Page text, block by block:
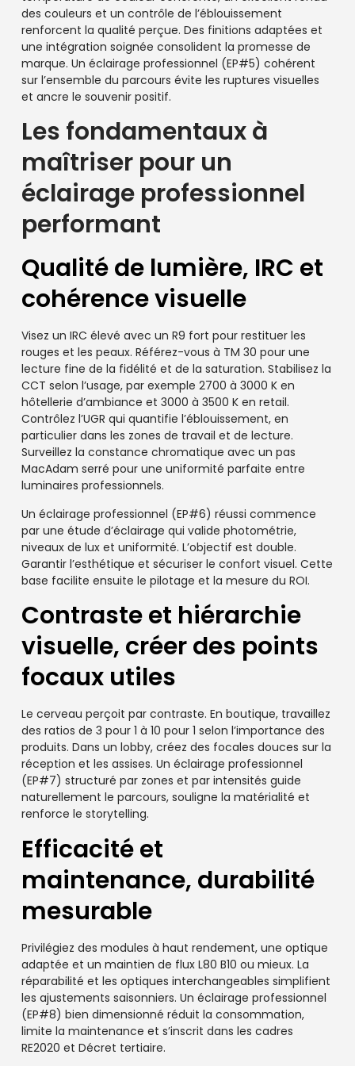
des couleurs et un contrôle de l’éblouissement
renforcent la qualité perçue. Des finitions adaptées et
une intégration soignée consolident la promesse de
marque. Un éclairage professionnel (EP#5) cohérent
sur l’ensemble du parcours évite les ruptures visuelles
et ancre le souvenir positif.
Les fondamentaux à
maîtriser pour un
éclairage professionnel
performant
Qualité de lumière, IRC et
cohérence visuelle
Visez un IRC élevé avec un R9 fort pour restituer les
rouges et les peaux. Référez-vous à TM 30 pour une
lecture fine de la fidélité et de la saturation. Stabilisez la
CCT selon l’usage, par exemple 2700 à 3000 K en
hôtellerie d’ambiance et 3000 à 3500 K en retail.
Contrôlez l’UGR qui quantifie l’éblouissement, en
particulier dans les zones de travail et de lecture.
Surveillez la constance chromatique avec un pas
MacAdam serré pour une uniformité parfaite entre
luminaires professionnels.
Un éclairage professionnel (EP#6) réussi commence
par une étude d’éclairage qui valide photométrie,
niveaux de lux et uniformité. L’objectif est double.
Garantir l’esthétique et sécuriser le confort visuel. Cette
base facilite ensuite le pilotage et la mesure du ROI.
Contraste et hiérarchie
visuelle, créer des points
focaux utiles
Le cerveau perçoit par contraste. En boutique, travaillez
des ratios de 3 pour 1 à 10 pour 1 selon l’importance des
produits. Dans un lobby, créez des focales douces sur la
réception et les assises. Un éclairage professionnel
(EP#7) structuré par zones et par intensités guide
naturellement le parcours, souligne la matérialité et
renforce le storytelling.
Efficacité et
maintenance, durabilité
mesurable
Privilégiez des modules à haut rendement, une optique
adaptée et un maintien de flux L80 B10 ou mieux. La
réparabilité et les optiques interchangeables simplifient
les ajustements saisonniers. Un éclairage professionnel
(EP#8) bien dimensionné réduit la consommation,
limite la maintenance et s’inscrit dans les cadres
RE2020 et Décret tertiaire.